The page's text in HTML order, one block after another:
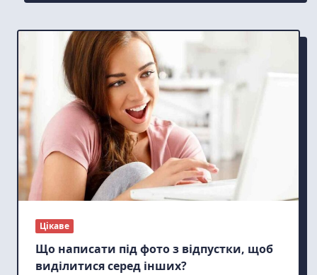
Цікаве
Що написати під фото з відпустки, щоб
виділитися серед інших?